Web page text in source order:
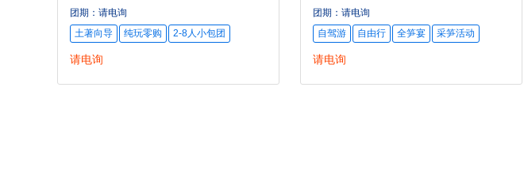
8人小包团，2人起天天发团)
团期：请电询
土著向导
纯玩零购 2-8人小包团
请电询
动，品尝特色全笋宴)
团期：请电询
自驾游
自由行 全笋宴 采笋活动
请电询